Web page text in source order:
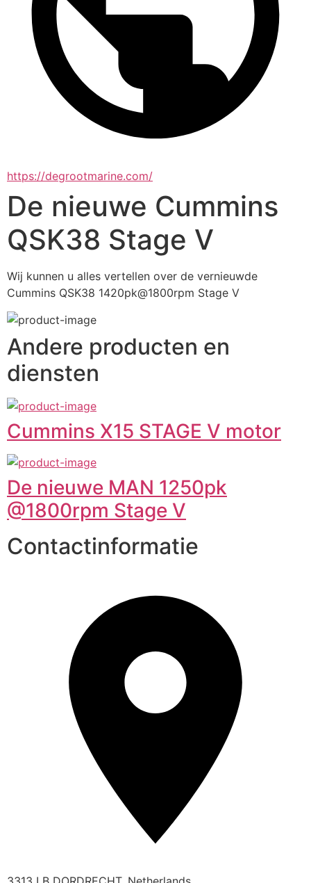
https://degrootmarine.com/
De nieuwe Cummins
QSK38 Stage V
Wij kunnen u alles vertellen over de vernieuwde
Cummins QSK38 1420pk@1800rpm Stage V
Andere producten en
diensten
Cummins X15 STAGE V motor
De nieuwe MAN 1250pk
@1800rpm Stage V
Contactinformatie